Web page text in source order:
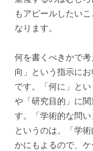
もアピールしたい
なります。
何を書くべきかで
向」という指示にお
です。「何に」と
や「研究目的」に
す。「学術的な問
というのは、「学
かにもよるので、